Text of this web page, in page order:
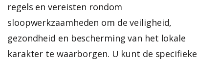
regels en vereisten rondom
sloopwerkzaamheden om de veiligheid,
gezondheid en bescherming van het lokale
karakter te waarborgen. U kunt de specifieke